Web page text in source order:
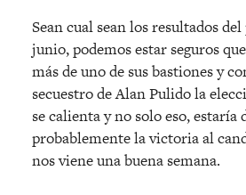
Sean cual sean los resultados
junio, podemos estar seguros
más de uno de sus bastiones y
secuestro de Alan Pulido la
se calienta y no solo eso, estaría
probablemente la victoria al
nos viene una buena semana.